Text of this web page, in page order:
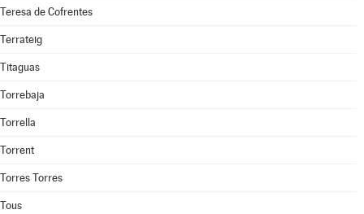
Teresa de Cofrentes
Terrateig
Titaguas
Torrebaja
Torrella
Torrent
Torres Torres
Tous